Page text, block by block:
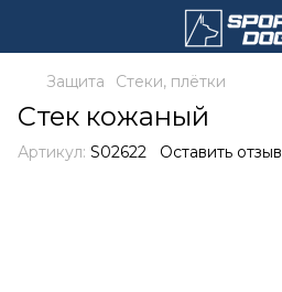
Защита Стеки, плётки
Стек кожаный
Артикул: S02622 Оставить отзыв